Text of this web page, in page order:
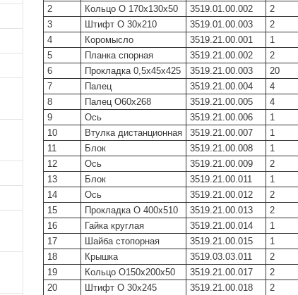
2
Кольцо O 170х130х50 3519.01.00.002 2
3
Штифт O 30х210 3519.01.00.003 2
4
Коромысло 3519.21.00.001 1
5
Планка спорная 3519.21.00.002 2
6
Прокладка 0,5х45х425 3519.21.00.003
20
7
Палец 3519.21.00.004 4
8
Палец O60х268 3519.21.00.005 4
9
Ось 3519.21.00.006 1
10
Втулка дистанционная 3519.21.00.007 1
11
Блок 3519.21.00.008 1
12
Ось 3519.21.00.009 2
13
Блок 3519.21.00.011 1
14
Ось 3519.21.00.012 2
15
Прокладка O 400х510 3519.21.00.013
2
16
Гайка круглая 3519.21.00.014 1
17
Шайба стопорная 3519.21.00.015
1
18
Крышка 3519.03.03.011 2
19
Кольцо O150х200х50 3519.21.00.017 2
20
Штифт O 30х245 3519.21.00.018 2